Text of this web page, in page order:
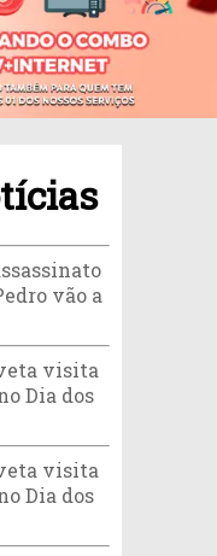
vão a
visita
Dia dos
visita
Dia dos